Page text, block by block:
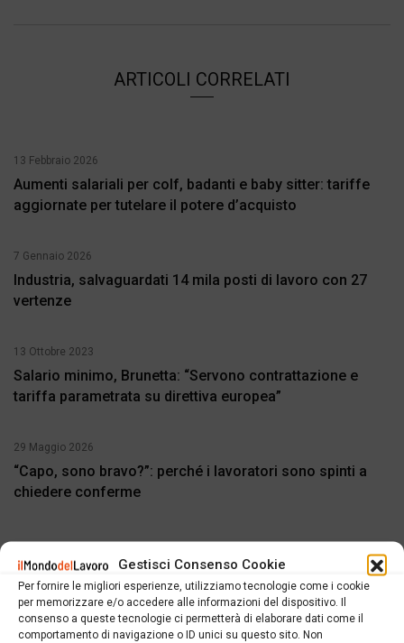
Gestisci Consenso Cookie
Per fornire le migliori esperienze, utilizziamo tecnologie come i cookie
per memorizzare e/o accedere alle informazioni del dispositivo. Il
consenso a queste tecnologie ci permetterà di elaborare dati come il
comportamento di navigazione o ID unici su questo sito. Non
ARTICOLI CORRELATI
13 Febbraio 2026
Aumenti salariali per colf, badanti e baby sitter: tariffe
aggiornate per tutelare il potere d’acquisto
7 Gennaio 2026
Industria, salvaguardati 14 mila posti di lavoro con 27
vertenze
13 Ottobre 2023
Salario minimo, Brunetta: “Servono contrattazione e
tariffa parametrata su direttiva europea”
29 Maggio 2026
“Capo, sono bravo?”: perché i lavoratori sono spinti a
chiedere conferme
SCRIVI UN COMMENTO ALL'ARTICOLO